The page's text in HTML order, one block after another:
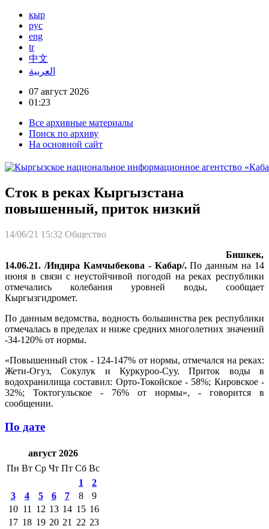
кыр
рус
eng
tr
中文
العربية
07 август 2026
01:23
Все архивные материалы
Поиск по архиву
На основной сайт
Сток в реках Кыргызстана
повышенный, приток низкий
14/06/21 15:32 Общество
Бишкек,
14.06.21. /Индира Камчыбекова - Кабар/.По данным на 14
июня в связи с неустойчивой погодой на реках республики
отмечались колебания уровней воды, сообщает
Кыргызгидромет.
По данным ведомства, водность большинства рек республики
отмечалась в пределах и ниже средних многолетних значений
-34-120% от нормы.
«Повышенный сток - 124-147% от нормы, отмечался на реках:
Жети-Огуз, Сокулук и Куркуроо-Суу. Приток воды в
водохранилища составил: Орто-Токойское - 58%; Кировское -
32%; Токтогульское - 76% от нормы», - говорится в
сообщении.
По дате
август 2026
Пн Вт Ср Чт Пт Сб Вс
1
2
3
4 5 6 7 8
9
10 11 12 13 14 15 16
17 18 19 20 21 22 23